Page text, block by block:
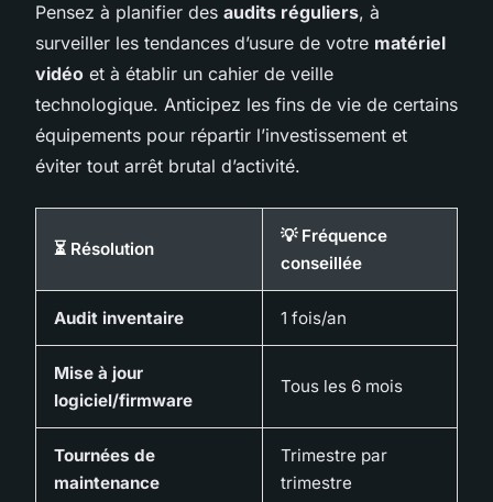
Pensez à planifier des audits réguliers, à
surveiller les tendances d’usure de votre matériel
vidéo et à établir un cahier de veille
technologique. Anticipez les fins de vie de certains
équipements pour répartir l’investissement et
éviter tout arrêt brutal d’activité.
⏳ Résolution
💡 Fréquence
conseillée
Audit inventaire 1 fois/an
Mise à jour
logiciel/firmware
Tous les 6 mois
Tournées de
maintenance
Trimestre par
trimestre